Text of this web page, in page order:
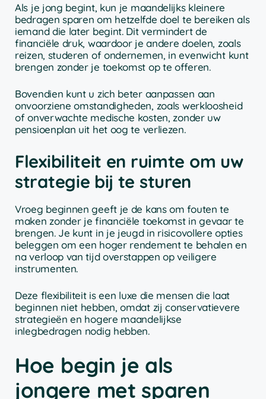
Als je jong begint, kun je maandelijks kleinere
bedragen sparen om hetzelfde doel te bereiken als
iemand die later begint. Dit vermindert de
financiële druk, waardoor je andere doelen, zoals
reizen, studeren of ondernemen, in evenwicht kunt
brengen zonder je toekomst op te offeren.
Bovendien kunt u zich beter aanpassen aan
onvoorziene omstandigheden, zoals werkloosheid
of onverwachte medische kosten, zonder uw
pensioenplan uit het oog te verliezen.
Flexibiliteit en ruimte om uw
strategie bij te sturen
Vroeg beginnen geeft je de kans om fouten te
maken zonder je financiële toekomst in gevaar te
brengen. Je kunt in je jeugd in risicovollere opties
beleggen om een hoger rendement te behalen en
na verloop van tijd overstappen op veiligere
instrumenten.
Deze flexibiliteit is een luxe die mensen die laat
beginnen niet hebben, omdat zij conservatievere
strategieën en hogere maandelijkse
inlegbedragen nodig hebben.
Hoe begin je als
jongere met sparen